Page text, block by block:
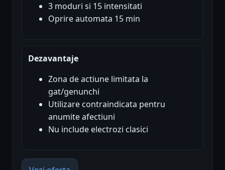
3 moduri si 15 intensitati
Oprire automata 15 min
Dezavantaje
Zona de actiune limitata la
gat/genunchi
Utilizare contraindicata pentru
anumite afectiuni
Nu include electrozi clasici